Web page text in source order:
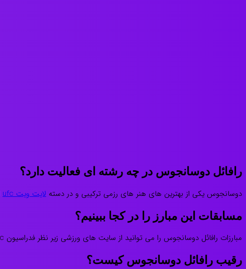
رافائل دوسانجوس در چه رشته ای فعالیت دارد؟
دوسانجوس یکی از بهترین های هنر های رزمی ترکیبی و در دسته لایت ویت ufc
مسابقات این مبارز را در کجا ببینیم؟
مبارزات رافائل دوسانجوس را می توانید از سایت های ورزشی زیر نظر فدراسیون ufc دنبال کنید. باشگاه Kings MMA نیز تمامی مسابقات این مبارز هنر های رزمی ترکیبی را منتشر می کند.
رقیب رافائل دوسانجوس کیست؟